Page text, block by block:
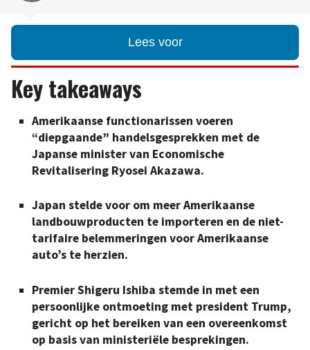
Lees voor
Key takeaways
Amerikaanse functionarissen voeren
“diepgaande” handelsgesprekken met de
Japanse minister van Economische
Revitalisering Ryosei Akazawa.
Japan stelde voor om meer Amerikaanse
landbouwproducten te importeren en de niet-
tarifaire belemmeringen voor Amerikaanse
auto’s te herzien.
Premier Shigeru Ishiba stemde in met een
persoonlijke ontmoeting met president Trump,
gericht op het bereiken van een overeenkomst
op basis van ministeriële besprekingen.